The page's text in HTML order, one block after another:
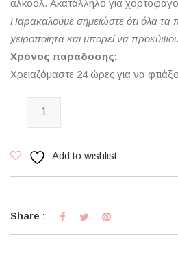
αλκοόλ. Ακατάλληλο για
Παρακαλούμε σημειώστε ότι όλα τα
χειροποίητα και μπορεί να
Χρόνος παράδοσης:
Χρειαζόμαστε 24 ώρες για να
Cupcake Tiramisu ποσότητα
Add to wishlist
Share :